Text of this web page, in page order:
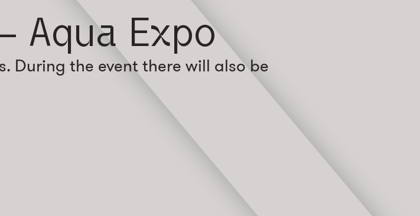
Aqua Expo
During the event there will also be